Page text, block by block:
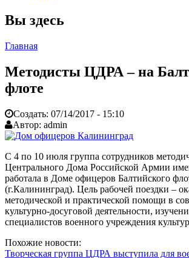
Вы здесь
Главная
Методисты ЦДРА – на
флоте
Создать: 07/14/2017 - 15:10
Автор: admin
С 4 по 10 июля группа сотрудников
Центрального Дома Российской Армии
работала в Доме офицеров Балтийского
(г.Калининград). Цель рабочей поездки –
методической и практической помощи в
культурно-досуговой деятельности,
специалистов военного учреждения
Похожие новости:
Творческая группа ЦДРА выступила для